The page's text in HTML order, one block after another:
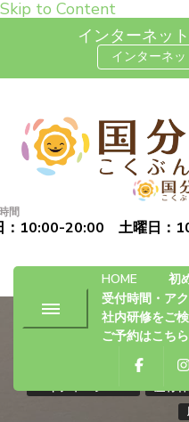
Skip to Content
インターネッ
インターネ
高松市で肩こ
経痛の整体
「お体の不安を自信に変え
骨
間
：10:00-20:00 土曜日：
HOME 初
受付時間・ア
社内研修をご
ご予約はこちら
ハイチャージNEO 座骨